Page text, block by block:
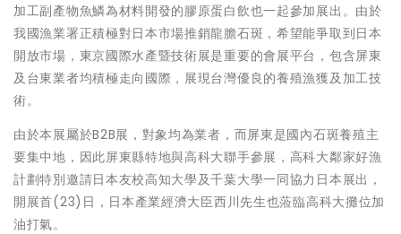
加工副產物魚鱗為材料開發的膠原蛋白飲也一起參加展出。由於
我國漁業署正積極對日本市場推銷龍膽石斑，希望能爭取到日本
開放市場，東京國際水產暨技術展是重要的會展平台，包含屏東
及台東業者均積極走向國際，展現台灣優良的養殖漁獲及加工技
術。
由於本展屬於B2B展，對象均為業者，而屏東是國內石斑養殖主
要集中地，因此屏東縣特地與高科大聯手參展，高科大鄰家好漁
計劃特別邀請日本友校高知大學及千葉大學一同協力日本展出，
開展首(23)日，日本產業經濟大臣西川先生也蒞臨高科大攤位加
油打氣。